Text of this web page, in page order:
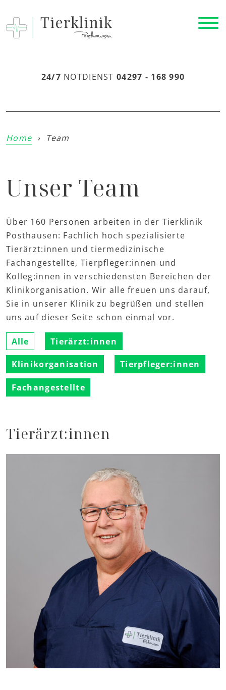
24/7 NOTDIENST 04297 - 168 990
Home › Team
Unser Team
Über 160 Personen arbeiten in der Tierklinik
Posthausen: Fachlich hoch spezialisierte
Tierärzt:innen und tiermedizinische
Fachangestellte, Tierpfleger:innen und
Kolleg:innen in verschiedensten Bereichen der
Klinikorganisation. Wir alle freuen uns darauf,
Sie in unserer Klinik zu begrüßen und stellen
uns auf dieser Seite schon einmal vor.
Alle Tierärzt:innen
Klinikorganisation Tierpfleger:innen
Fachangestellte
Tierärzt:innen